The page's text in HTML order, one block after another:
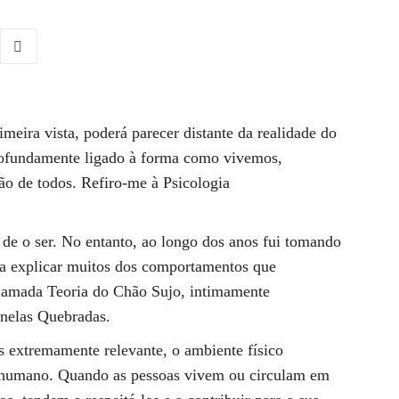
vista, poderá parecer distante da realidade do
ligado à forma como vivemos,
de todos. Refiro-me à Psicologia
o ser. No entanto, ao longo dos anos fui tomando
explicar muitos dos comportamentos que
Teoria do Chão Sujo, intimamente
Quebradas.
extremamente relevante, o ambiente físico
Quando as pessoas vivem ou circulam em